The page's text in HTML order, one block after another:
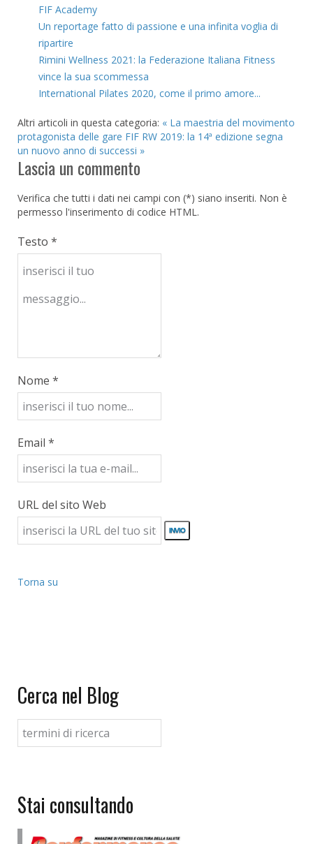
FIF Academy
Un reportage fatto di passione e una infinita voglia di
ripartire
Rimini Wellness 2021: la Federazione Italiana Fitness
vince la sua scommessa
International Pilates 2020, come il primo amore...
Altri articoli in questa categoria: « La maestria del movimento
protagonista delle gare FIF RW 2019: la 14ª edizione segna
un nuovo anno di successi »
Lascia un commento
Verifica che tutti i dati nei campi con (*) siano inseriti. Non è
permesso l'inserimento di codice HTML.
Testo *
Nome *
Email *
URL del sito Web
Torna su
Cerca nel Blog
Stai consultando